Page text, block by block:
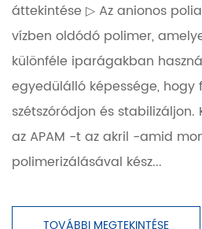
áttekintése ▷ Az anionos
vízben oldódó polimer,
különféle iparágakban
egyedülálló képessége, hogy
szétszóródjon és
az APAM -t az akril -amid
polimerizálásával kész...